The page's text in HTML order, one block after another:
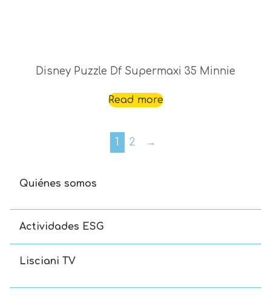
Disney Puzzle Df Supermaxi 35 Minnie
Read more
1 2 →
Quiénes somos
Actividades ESG
Lisciani TV